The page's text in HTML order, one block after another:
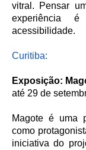
vitral. Pensar
experiência
acessibilidade.
Curitiba:
Exposição:
até 29 de
Magote é uma
como
iniciativa do